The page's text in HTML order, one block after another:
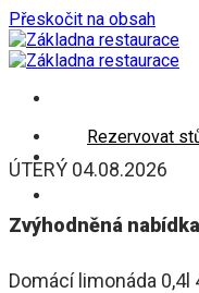
Přeskočit na obsah
Rezervovat
ÚTERÝ 04.08.2026
Zvýhodněná
Domácí limonáda 0,4l